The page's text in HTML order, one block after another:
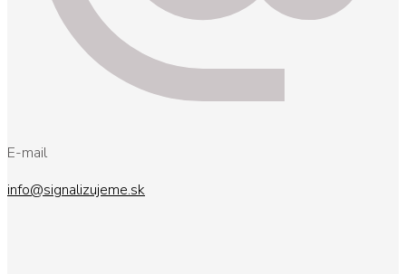
E-mail
info@signalizujeme.sk